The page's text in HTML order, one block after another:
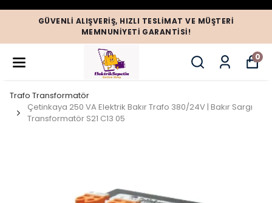
GÜVENLI ALIŞVERIŞ, HIZLI TESLIMAT VE MÜŞTERI
MEMNUNIYETI GARANTISI!
0
Trafo Transformatör
Çetinkaya 250 VA Elektrik Bakır Trafo 380/24V | Bakır Sargı
Transformatör S21 C13 05